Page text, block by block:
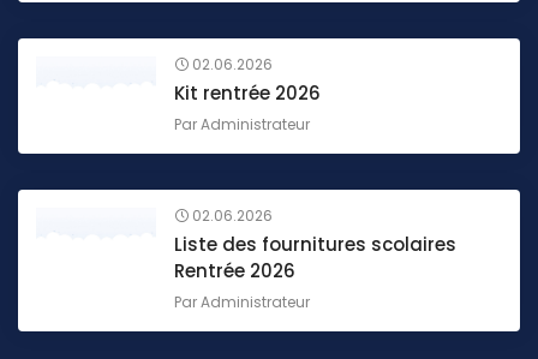
02.06.2026
Kit rentrée 2026
ParAdministrateur
02.06.2026
Liste des fournitures scolaires
Rentrée 2026
ParAdministrateur